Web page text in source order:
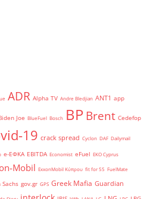
ADR Alpha TV Andre Bledjian ANT1 app
Joe BlueFuel Bosch BPBrent Cedefop
19 crack spread Cyclon DAF Dailymail
e-ΕΦΚΑ EBITDA Economist eFuel EKO Cyprus
Mobil ExxonMobil Κύπρου fit for 55 FuelMate
Sachs gov.gr GPS Greek Mafia Guardian